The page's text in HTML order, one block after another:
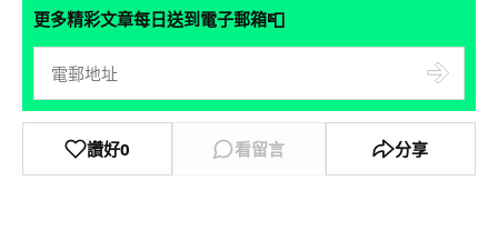
更多精彩文章每日送到電子郵箱📮
讚好0 看留言 分享